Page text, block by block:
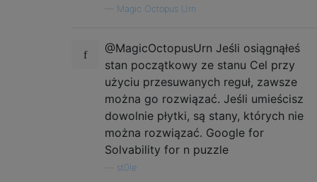
Magic Octopus Urn
@MagicOctopusUrn Jeśli osiągnąłeś
stan początkowy ze stanu Cel przy
użyciu przesuwanych reguł, zawsze
można go rozwiązać. Jeśli umieścisz
dowolnie płytki, są stany, których nie
można rozwiązać. Google for
Solvability for n puzzle
st0le